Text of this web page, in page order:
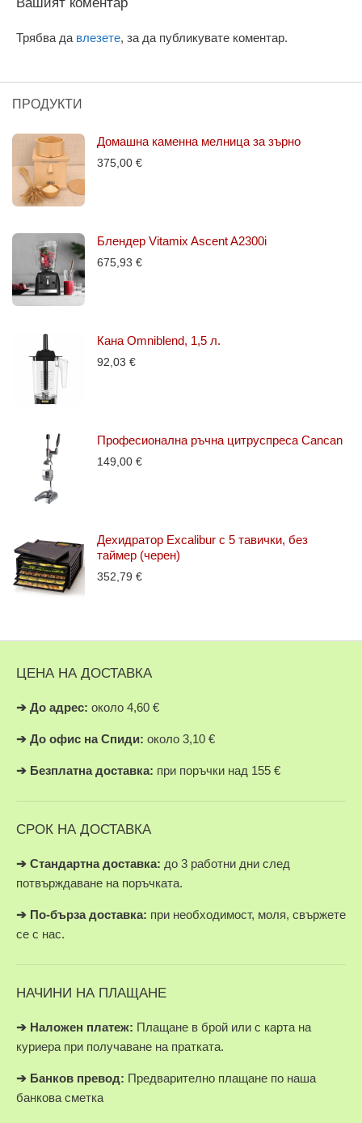
Трябва да влезете, за да публикувате коментар.
ПРОДУКТИ
Домашна каменна мелница за зърно
375,00 €
Блендер Vitamix Ascent A2300i
675,93 €
Кана Omniblend, 1,5 л.
92,03 €
Професионална ръчна цитруспреса Cancan
149,00 €
Дехидратор Excalibur с 5 тавички, без
таймер (черен)
352,79 €
ЦЕНА НА ДОСТАВКА
➔ До адрес: около 4,60 €
➔ До офис на Спиди: около 3,10 €
➔ Безплатна доставка: при поръчки над 155 €
СРОК НА ДОСТАВКА
➔ Стандартна доставка: до 3 работни дни след
потвърждаване на поръчката.
➔ По-бърза доставка: при необходимост, моля, свържете
се с нас.
НАЧИНИ НА ПЛАЩАНЕ
➔ Наложен платеж: Плащане в брой или с карта на
куриера при получаване на пратката.
➔ Банков превод: Предварително плащане по наша
банкова сметка